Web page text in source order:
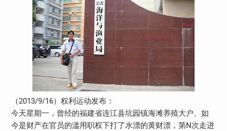
（2013/9/16）权利运动发布：
今天星期一，曾经的福建省连江县坑园镇海滩养殖大户、如
今是财产在官员的滥用职权下打了水漂的黄财漂，第N次走进